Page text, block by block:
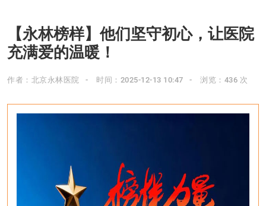
【永林榜样】他们坚守初心，让医院
充满爱的温暖！
作者：北京永林医院 时间：2025-12-13 10:47 浏览：436 次